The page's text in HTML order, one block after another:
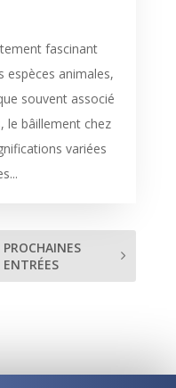
fascinant
espèces animales,
souvent associé
le bâillement chez
variées
PROCHAINES
ENTRÉES